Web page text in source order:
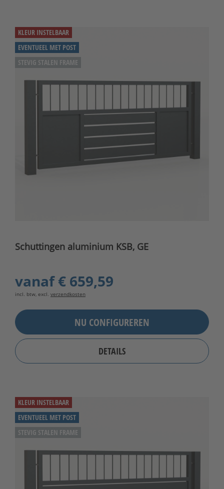
KLEUR INSTELBAAR
EVENTUEEL MET POST
STEVIG STALEN FRAME
Schuttingen aluminium KSB, GE
vanaf€ 659,59
incl. btw, excl. verzendkosten
NU CONFIGUREREN
DETAILS
KLEUR INSTELBAAR
EVENTUEEL MET POST
STEVIG STALEN FRAME